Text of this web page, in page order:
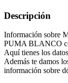
Descripción
Información sobre
PUMA BLANCO
Aquí tienes los
Además te damos
información sobre